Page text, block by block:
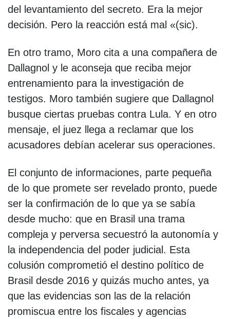
del levantamiento del secreto. Era la mejor
decisión. Pero la reacción está mal «(sic).
En otro tramo, Moro cita a una compañera de
Dallagnol y le aconseja que reciba mejor
entrenamiento para la investigación de
testigos. Moro también sugiere que Dallagnol
busque ciertas pruebas contra Lula. Y en otro
mensaje, el juez llega a reclamar que los
acusadores debían acelerar sus operaciones.
El conjunto de informaciones, parte pequeña
de lo que promete ser revelado pronto, puede
ser la confirmación de lo que ya se sabía
desde mucho: que en Brasil una trama
compleja y perversa secuestró la autonomía y
la independencia del poder judicial. Esta
colusión comprometió el destino político de
Brasil desde 2016 y quizás mucho antes, ya
que las evidencias son las de la relación
promiscua entre los fiscales y agencias